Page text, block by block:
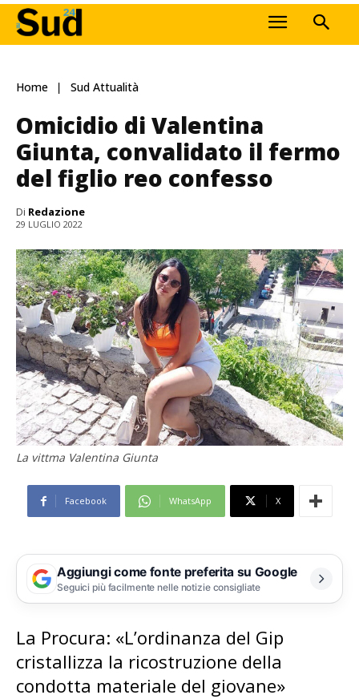
Home Sud Attualità
Omicidio di Valentina
Giunta, convalidato il fermo
del figlio reo confesso
Di Redazione
29 LUGLIO 2022
La vittma Valentina Giunta
Facebook WhatsApp X
Aggiungi come fonte preferita su Google
Seguici più facilmente nelle notizie consigliate
La Procura: «L’ordinanza del Gip
cristallizza la ricostruzione della
condotta materiale del giovane»